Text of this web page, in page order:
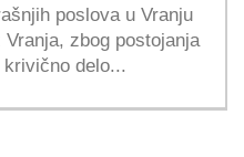
poslova u Vranju
zbog postojanja
delo...